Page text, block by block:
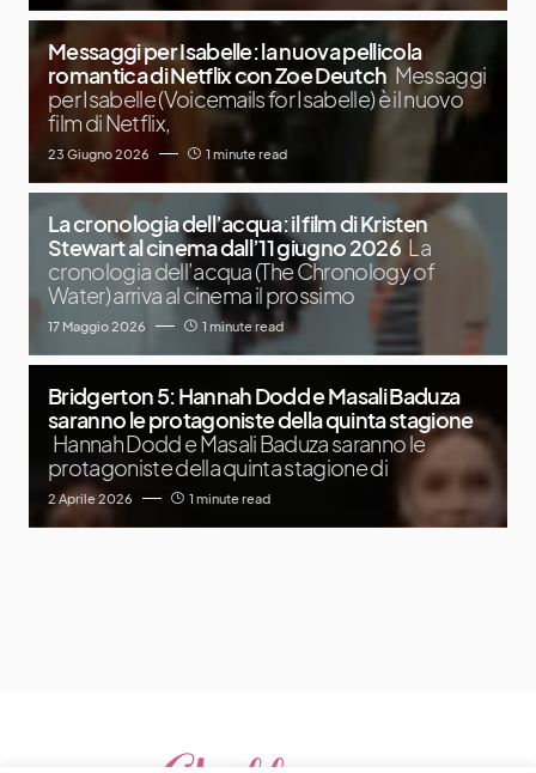
Messaggi per Isabelle: la nuova pellicola
romantica di Netflix con Zoe Deutch Messaggi
per Isabelle (Voicemails for Isabelle) è il nuovo
film di Netflix,
23 Giugno 2026 1 minute read
La cronologia dell’acqua: il film di Kristen
Stewart al cinema dall’11 giugno 2026 La
cronologia dell’acqua (The Chronology of
Water) arriva al cinema il prossimo
17 Maggio 2026 1 minute read
Bridgerton 5: Hannah Dodd e Masali Baduza
saranno le protagoniste della quinta stagione
Hannah Dodd e Masali Baduza saranno le
protagoniste della quinta stagione di
2 Aprile 2026 1 minute read